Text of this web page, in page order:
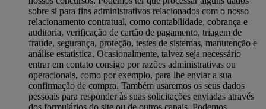
sobre si para fins administrativos relacionados com o nosso
relacionamento contratual, como contabilidade, cobrança e
auditoria, verificação de cartão de pagamento, triagem de
fraude, segurança, proteção, testes de sistemas, manutenção e
análise estatística. Ocasionalmente, talvez seja necessário
entrar em contato consigo por razões administrativas ou
operacionais, como por exemplo, para lhe enviar a sua
confirmação de compra. Também usaremos os seus dados
pessoais para responder às suas solicitações enviadas através
dos formulários do site ou de outros canais. Podemos